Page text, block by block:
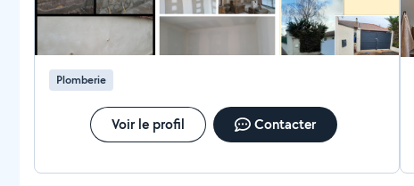
Plomberie
Voir le profil Contacter